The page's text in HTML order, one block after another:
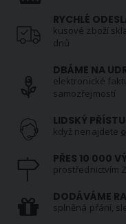
RYCHLÉ
kusové zboží
dnů
DBÁME NA
elektronické
samozřejmostí
LIDSKÝ
když nenajdete
PŘES 10 000
prostřednictvím
DODÁVÁME
splněná přání,